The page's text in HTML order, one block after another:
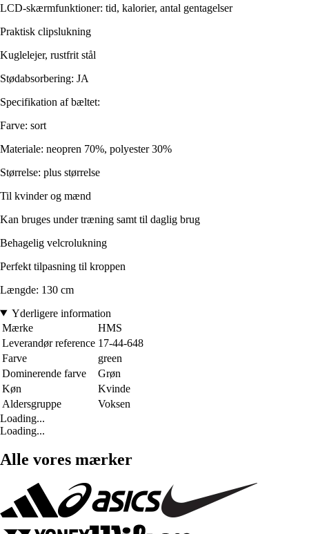
LCD-skærmfunktioner: tid, kalorier, antal gentagelser
Praktisk clipslukning
Kuglelejer, rustfrit stål
Stødabsorbering: JA
Specifikation af bæltet:
Farve: sort
Materiale: neopren 70%, polyester 30%
Størrelse: plus størrelse
Til kvinder og mænd
Kan bruges under træning samt til daglig brug
Behagelig velcrolukning
Perfekt tilpasning til kroppen
Længde: 130 cm
Yderligere information
Mærke
HMS
Leverandør reference 17-44-648
Farve
green
Dominerende farve
Grøn
Køn
Kvinde
Aldersgruppe
Voksen
Loading...
Loading...
Alle vores mærker